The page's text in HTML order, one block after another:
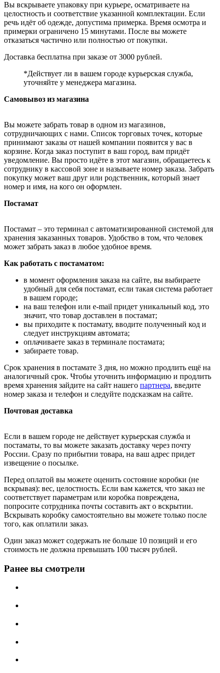
Вы вскрываете упаковку при курьере, осматриваете на
целостность и соответствие указанной комплектации. Если
речь идёт об одежде, допустима примерка. Время осмотра и
примерки ограничено 15 минутами. После вы можете
отказаться частично или полностью от покупки.
Доставка бесплатна при заказе от 3000 рублей.
*Действует ли в вашем городе курьерская служба,
уточняйте у менеджера магазина.
Самовывоз из магазина
Вы можете забрать товар в одном из магазинов,
сотрудничающих с нами. Список торговых точек, которые
принимают заказы от нашей компании появится у вас в
корзине. Когда заказ поступит в ваш город, вам придёт
уведомление. Вы просто идёте в этот магазин, обращаетесь к
сотруднику в кассовой зоне и называете номер заказа. Забрать
покупку может ваш друг или родственник, который знает
номер и имя, на кого он оформлен.
Постамат
Постамат – это терминал с автоматизированной системой для
хранения заказанных товаров. Удобство в том, что человек
может забрать заказ в любое удобное время.
Как работать с постаматом:
в момент оформления заказа на сайте, вы выбираете
удобный для себя постамат, если такая система работает
в вашем городе;
на ваш телефон или e-mail придет уникальный код, это
значит, что товар доставлен в постамат;
вы приходите к постамату, вводите полученный код и
следует инструкциям автомата;
оплачиваете заказ в терминале постамата;
забираете товар.
Срок хранения в постамате 3 дня, но можно продлить ещё на
аналогичный срок. Чтобы уточнить информацию и продлить
время хранения зайдите на сайт нашего партнера, введите
номер заказа и телефон и следуйте подсказкам на сайте.
Почтовая доставка
Если в вашем городе не действует курьерская служба и
постаматы, то вы можете заказать доставку через почту
России. Сразу по прибытии товара, на ваш адрес придет
извещение о посылке.
Перед оплатой вы можете оценить состояние коробки (не
вскрывая): вес, целостность. Если вам кажется, что заказ не
соответствует параметрам или коробка повреждена,
попросите сотрудника почты составить акт о вскрытии.
Вскрывать коробку самостоятельно вы можете только после
того, как оплатили заказ.
Один заказ может содержать не больше 10 позиций и его
стоимость не должна превышать 100 тысяч рублей.
Ранее вы смотрели